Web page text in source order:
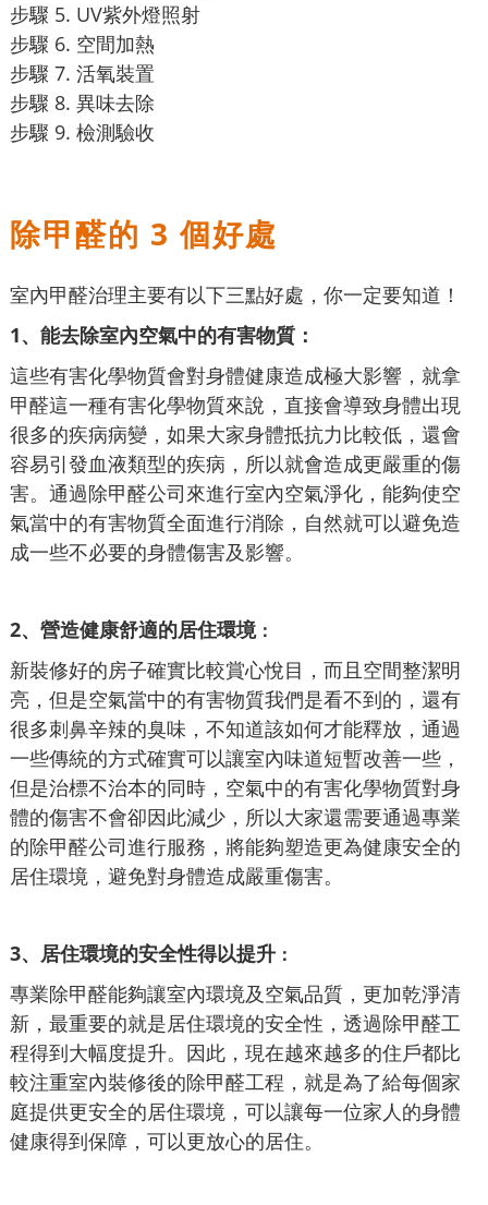
步驟 5. UV紫外燈照射
步驟 6. 空間加熱
步驟 7. 活氧裝置
步驟 8. 異味去除
步驟 9. 檢測驗收
除甲醛的 3 個好處
室內甲醛治理主要有以下三點好處，你一定要知道！
1、能去除室內空氣中的有害物質：
這些有害化學物質會對身體健康造成極大影響，就拿
甲醛這一種有害化學物質來說，直接會導致身體出現
很多的疾病病變，如果大家身體抵抗力比較低，還會
容易引發血液類型的疾病，所以就會造成更嚴重的傷
害。通過除甲醛公司來進行室內空氣淨化，能夠使空
氣當中的有害物質全面進行消除，自然就可以避免造
成一些不必要的身體傷害及影響。
2、營造健康舒適的居住環境：
新裝修好的房子確實比較賞心悅目，而且空間整潔明
亮，但是空氣當中的有害物質我們是看不到的，還有
很多刺鼻辛辣的臭味，不知道該如何才能釋放，通過
一些傳統的方式確實可以讓室內味道短暫改善一些，
但是治標不治本的同時，空氣中的有害化學物質對身
體的傷害不會卻因此減少，所以大家還需要通過專業
的除甲醛公司進行服務，將能夠塑造更為健康安全的
居住環境，避免對身體造成嚴重傷害。
3、居住環境的安全性得以提升 ：
專業除甲醛能夠讓室內環境及空氣品質，更加乾淨清
新，最重要的就是居住環境的安全性，透過除甲醛工
程得到大幅度提升。因此，現在越來越多的住戶都比
較注重室內裝修後的除甲醛工程，就是為了給每個家
庭提供更安全的居住環境，可以讓每一位家人的身體
健康得到保障，可以更放心的居住。